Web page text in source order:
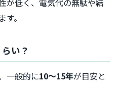
が低く、電気代の無駄や結
。
い？
一般的に10～15年が目安と